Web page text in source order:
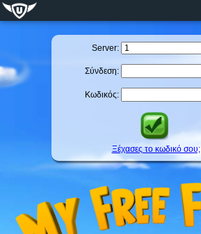
Server:
Σύνδεση:
Κωδικός:
Ξέχασες το κωδικό σου;